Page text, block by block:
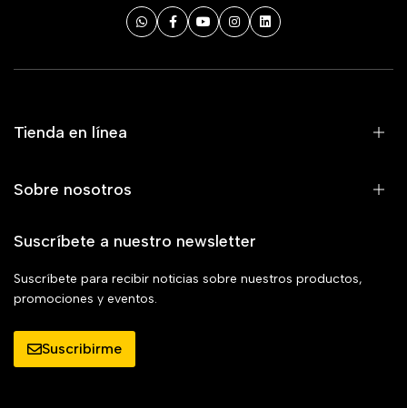
Tienda en línea
Sobre nosotros
Suscríbete a nuestro newsletter
Suscríbete para recibir noticias sobre nuestros productos,
promociones y eventos.
Suscribirme